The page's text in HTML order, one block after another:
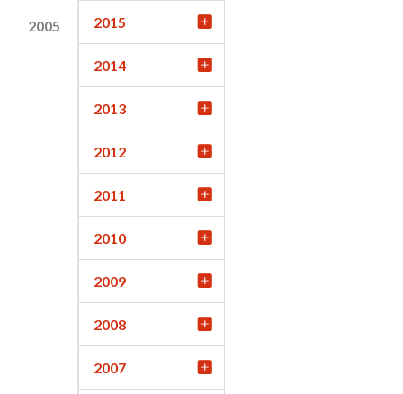
2005 2015
2014
2013
2012
2011
2010
2009
2008
2007